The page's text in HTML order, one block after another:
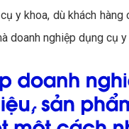
y khoa, dù khách
doanh nghiệp dụng cụ